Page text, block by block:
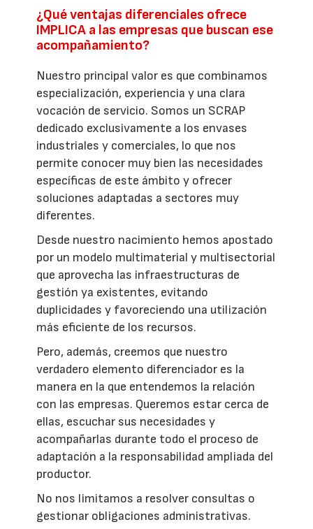
¿Qué ventajas diferenciales ofrece
IMPLICA a las empresas que buscan ese
acompañamiento?
Nuestro principal valor es que combinamos
especialización, experiencia y una clara
vocación de servicio. Somos un SCRAP
dedicado exclusivamente a los envases
industriales y comerciales, lo que nos
permite conocer muy bien las necesidades
específicas de este ámbito y ofrecer
soluciones adaptadas a sectores muy
diferentes.
Desde nuestro nacimiento hemos apostado
por un modelo multimaterial y multisectorial
que aprovecha las infraestructuras de
gestión ya existentes, evitando
duplicidades y favoreciendo una utilización
más eficiente de los recursos.
Pero, además, creemos que nuestro
verdadero elemento diferenciador es la
manera en la que entendemos la relación
con las empresas. Queremos estar cerca de
ellas, escuchar sus necesidades y
acompañarlas durante todo el proceso de
adaptación a la responsabilidad ampliada del
productor.
No nos limitamos a resolver consultas o
gestionar obligaciones administrativas.